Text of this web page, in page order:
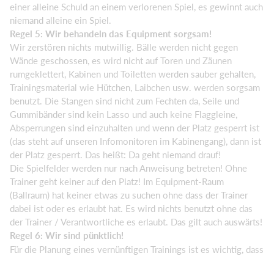
einer alleine Schuld an einem verlorenen Spiel, es gewinnt auch
niemand alleine ein Spiel.
Regel 5: Wir behandeln das Equipment sorgsam!
Wir zerstören nichts mutwillig. Bälle werden nicht gegen
Wände geschossen, es wird nicht auf Toren und Zäunen
rumgeklettert, Kabinen und Toiletten werden sauber gehalten,
Trainingsmaterial wie Hütchen, Laibchen usw. werden sorgsam
benutzt. Die Stangen sind nicht zum Fechten da, Seile und
Gummibänder sind kein Lasso und auch keine Flaggleine,
Absperrungen sind einzuhalten und wenn der Platz gesperrt ist
(das steht auf unseren Infomonitoren im Kabinengang), dann ist
der Platz gesperrt. Das heißt: Da geht niemand drauf!
Die Spielfelder werden nur nach Anweisung betreten! Ohne
Trainer geht keiner auf den Platz! Im Equipment-Raum
(Ballraum) hat keiner etwas zu suchen ohne dass der Trainer
dabei ist oder es erlaubt hat. Es wird nichts benutzt ohne das
der Trainer / Verantwortliche es erlaubt. Das gilt auch auswärts!
Regel 6: Wir sind pünktlich!
Für die Planung eines vernünftigen Trainings ist es wichtig, dass